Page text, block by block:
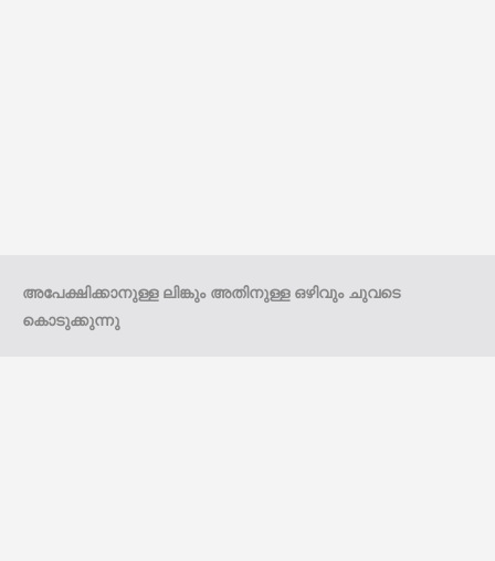
അപേക്ഷിക്കാനുള്ള ലിങ്കും അതിനുള്ള ഒഴിവും ചുവടെ
കൊടുക്കുന്നു